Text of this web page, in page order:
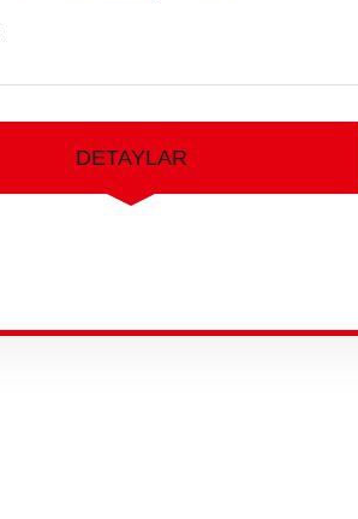
DETAYLAR